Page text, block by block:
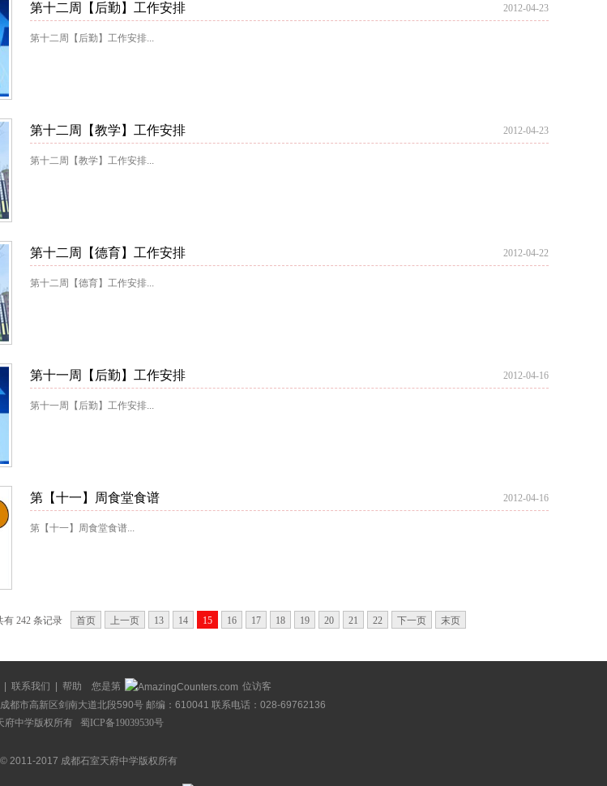
第十二周【后勤】工作安排 2012-04-23
第十二周【后勤】工作安排...
第十二周【教学】工作安排 2012-04-23
第十二周【教学】工作安排...
第十二周【德育】工作安排 2012-04-22
第十二周【德育】工作安排...
第十一周【后勤】工作安排 2012-04-16
第十一周【后勤】工作安排...
第【十一】周食堂食谱 2012-04-16
第【十一】周食堂食谱...
有 242 条记录 首页 上一页 13 14 15 16 17 18 19 20 21 22 下一页 末页
联系我们 帮助 您是第
位访客
都市高新区剑南大道北段590号 邮编：610041 联系电话：028-69762136
府中学版权所有
蜀ICP备19039530号
© 2011-2017 成都石室天府中学版权所有